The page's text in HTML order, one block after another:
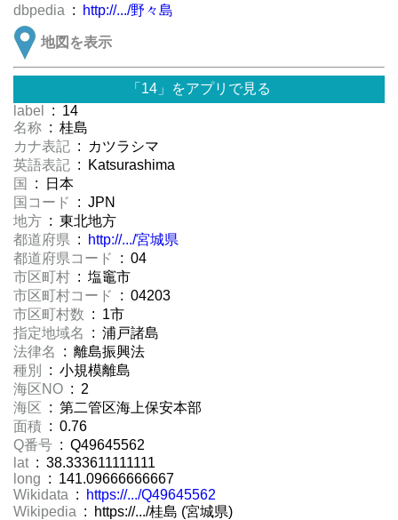
dbpedia : http://.../野々島
地図を表示
「14」をアプリで見る
label
: 14
名称 : 桂島
カナ表記 : カツラシマ
英語表記 : Katsurashima
国
: 日本
国コード
: JPN
地方 : 東北地方
都道府県 :
http://.../宮城県
都道府県コード
: 04
市区町村 : 塩竈市
市区町村コード
: 04203
市区町村数 : 1市
指定地域名
: 浦戸諸島
法律名
: 離島振興法
種別
: 小規模離島
海区NO : 2
海区 : 第二管区海上保安本部
面積 : 0.76
Q番号 : Q49645562
lat : 38.333611111111
long : 141.09666666667
Wikidata :
https://.../Q49645562
Wikipedia : https://.../桂島 (宮城県)